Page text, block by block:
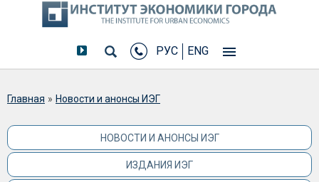
РУС ENG
Вы здесь
Главная » Новости и анонсы ИЭГ
НОВОСТИ И АНОНСЫ ИЭГ
ИЗДАНИЯ ИЭГ